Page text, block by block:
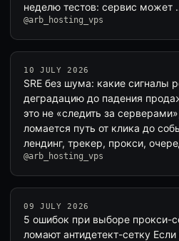
неделю тестов: сервис может
@arb_hosting_vps
10 JULY 2026
SRE без шума: какие сигналы
деградацию до падения
это не «следить за
ломается путь от клика до
лендинг, трекер, прокси,
@arb_hosting_vps
09 JULY 2026
5 ошибок при выборе прокси-
ломают антидетект-сетку